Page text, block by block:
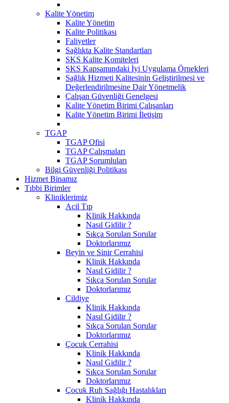
Kalite Yönetim
Kalite Yönetim
Kalite Politikası
Faliyetler
Sağlıkta Kalite Standartları
SKS Kalite Komiteleri
SKS Kapsamındaki İyi Uygulama Örnekleri
Sağlık Hizmeti Kalitesinin Geliştirilmesi ve
Değerlendirilmesine Dair Yönetmelik
Çalışan Güvenliği Genelgesi
Kalite Yönetim Birimi Çalışanları
Kalite Yönetim Birimi İletişim
TGAP
TGAP Ofisi
TGAP Çalışmaları
TGAP Sorumluları
Bilgi Güvenliği Politikası
Hizmet Binamız
Tıbbi Birimler
Kliniklerimiz
Acil Tıp
Klinik Hakkında
Nasıl Gidilir ?
Sıkça Sorulan Sorular
Doktorlarımız
Beyin ve Sinir Cerrahisi
Klinik Hakkında
Nasıl Gidilir ?
Sıkça Sorulan Sorular
Doktorlarımız
Cildiye
Klinik Hakkında
Nasıl Gidilir ?
Sıkça Sorulan Sorular
Doktorlarımız
Çocuk Cerrahisi
Klinik Hakkında
Nasıl Gidilir ?
Sıkça Sorulan Sorular
Doktorlarımız
Çocuk Ruh Sağlığı Hastalıkları
Klinik Hakkında